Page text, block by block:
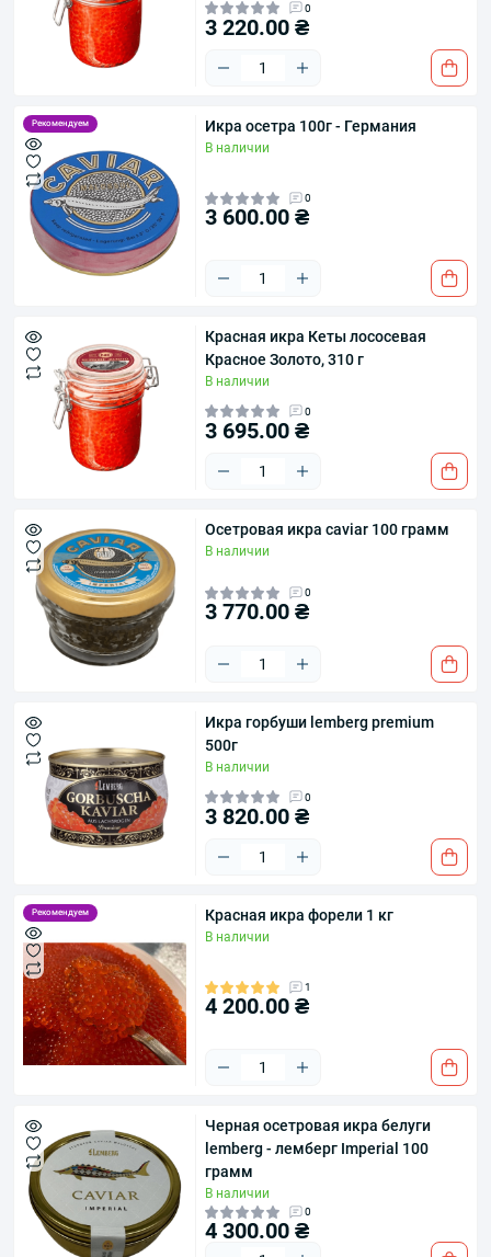
0
3 220.00 ₴
Рекомендуем Икра осетра 100г - Германия
В наличии
0
3 600.00 ₴
Красная икра Кеты лососевая
Красное Золото, 310 г
В наличии
0
3 695.00 ₴
Осетровая икра caviar 100 грамм
В наличии
0
3 770.00 ₴
Икра горбуши lemberg premium
500г
В наличии
0
3 820.00 ₴
Рекомендуем Красная икра форели 1 кг
В наличии
1
4 200.00 ₴
Черная осетровая икра белуги
lemberg - лемберг Imperial 100
грамм
В наличии
0
4 300.00 ₴